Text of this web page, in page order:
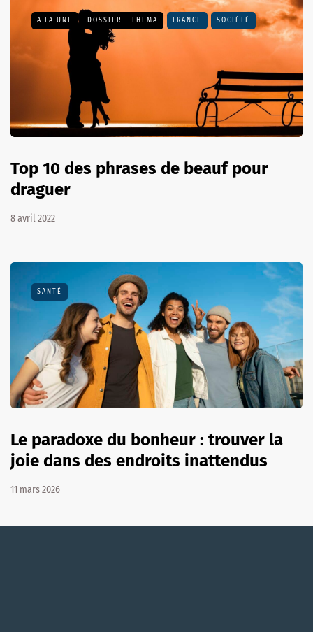
A LA UNE DOSSIER - THEMA FRANCE SOCIÉTÉ
Top 10 des phrases de beauf pour
draguer
8 avril 2022
SANTÉ
Le paradoxe du bonheur : trouver la
joie dans des endroits inattendus
11 mars 2026